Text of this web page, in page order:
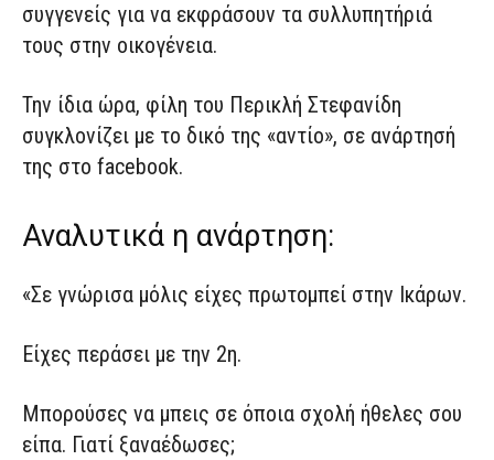
συγγενείς για να εκφράσουν τα συλλυπητήριά
τους στην οικογένεια.
Την ίδια ώρα, φίλη του Περικλή Στεφανίδη
συγκλονίζει με το δικό της «αντίο», σε ανάρτησή
της στο facebook.
Αναλυτικά η ανάρτηση:
«Σε γνώρισα μόλις είχες πρωτομπεί στην Ικάρων.
Είχες περάσει με την 2η.
Μπορούσες να μπεις σε όποια σχολή ήθελες σου
είπα. Γιατί ξαναέδωσες;